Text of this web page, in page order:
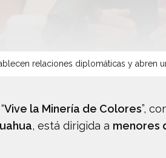
relaciones diplomáticas y abren
“Vive la Minería de Colores”,
, está dirigida a menores